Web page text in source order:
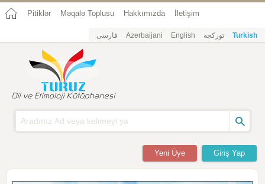
Pitiklər Məqalə Toplusu Hakkımızda İletişim
فارسی Azerbaijani English تورکجه Turkish
Giriş Yap
Yeni Üye